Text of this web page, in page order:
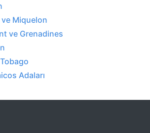
Miquelon
ve Grenadines
Adaları